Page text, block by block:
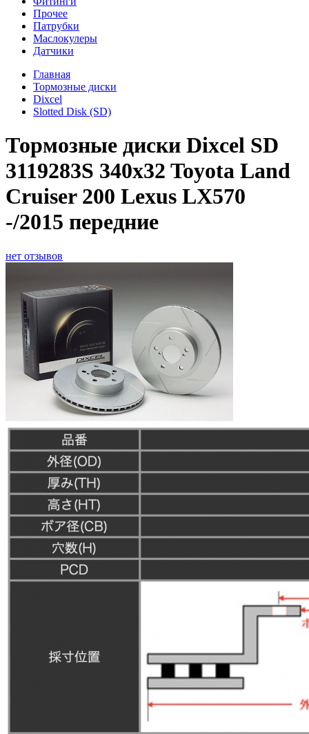
Прочее
Патрубки
Маслокулеры
Датчики
Главная
Тормозные диски
Dixcel
Slotted Disk (SD)
Тормозные диски Dixcel SD
3119283S 340x32 Toyota Land
Cruiser 200 Lexus LX570
-/2015 передние
нет отзывов